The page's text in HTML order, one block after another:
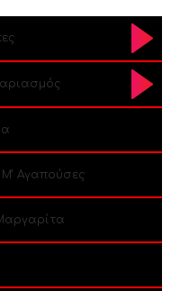
Μ’ Αγαπούσες